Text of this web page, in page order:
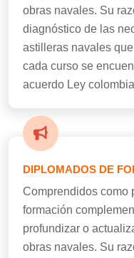
obras navales. Su
diagnóstico de las
astilleras navales
cada curso se
acuerdo Ley
DIPLOMADOS DE
Comprendidos como
formación
profundizar o
obras navales. Su